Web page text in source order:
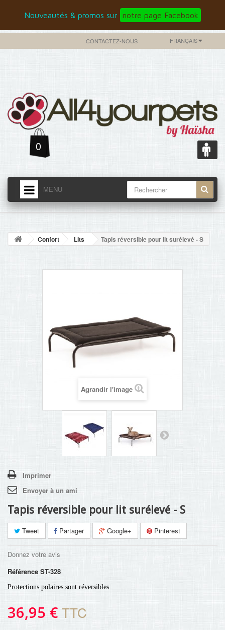
Nouveautés & promos sur notre page Facebook
FRANÇAIS
CONTACTEZ-NOUS
0
MENU
ACCUEIL
NOUVELLES
+
CONTACT
Confort Lits Tapis réversible pour lit surélevé - S
Agrandir l'image
Imprimer
Envoyer à un ami
Tapis réversible pour lit surélevé - S
Tweet Partager Google+ Pinterest
Donnez votre avis
Référence ST-328
Protections polaires sont réversibles.
36,95 € TTC